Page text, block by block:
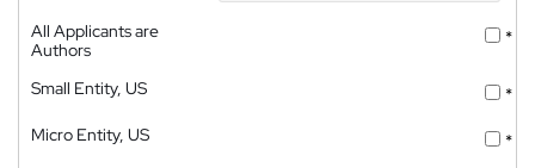
All Applicants are
Authors
*
Small Entity, US
*
Micro Entity, US
*